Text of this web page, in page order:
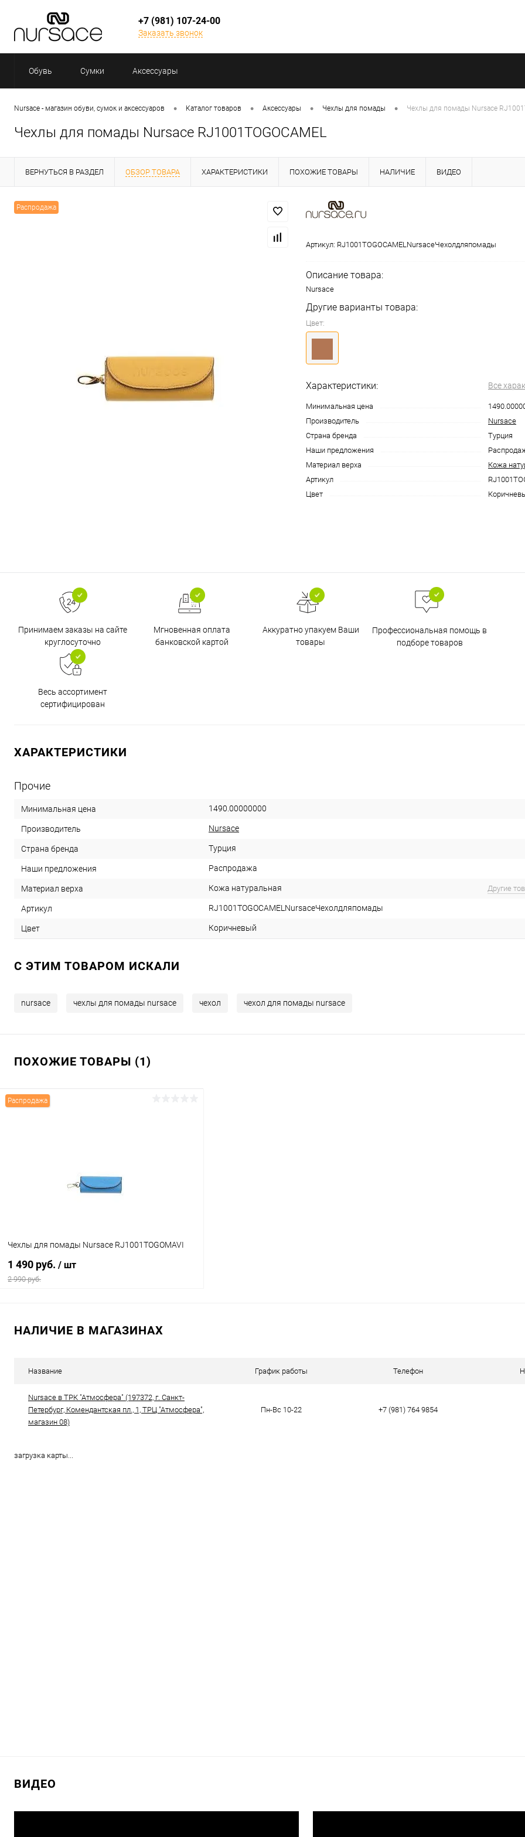
+7 (981) 107-24-00
Заказать звонок
Обувь Сумки Аксессуары
Nursace - магазин обуви, сумок и аксессуаров • Каталог товаров • Аксессуары • Чехлы для помады • Чехлы для помады Nursace
Чехлы для помады Nursace RJ1001TOGOCAMEL
ВЕРНУТЬСЯ В РАЗДЕЛ ОБЗОР ТОВАРА ХАРАКТЕРИСТИКИ ПОХОЖИЕ ТОВАРЫ НАЛИЧИЕ ВИДЕО
Распродажа
Артикул: RJ1001TOGOCAMELNursaceЧехолдляпомады
Описание товара:
Nursace
Другие варианты товара:
Цвет:
Характеристики: Все
Минимальная цена
Производитель
Nursace
Страна бренда
Турция
Наши предложения
Материал верха
Кожа
Артикул
Цвет
Принимаем заказы на сайте
круглосуточно
Мгновенная оплата
банковской картой
Аккуратно упакуем Ваши
товары
Профессиональная помощь в
подборе товаров
Весь ассортимент
сертифицирован
ХАРАКТЕРИСТИКИ
Прочие
Минимальная цена 1490.00000000
Производитель Nursace
Страна бренда Турция
Наши предложения Распродажа
Материал верха Кожа натуральная Другие
Артикул RJ1001TOGOCAMELNursaceЧехолдляпомады
Цвет Коричневый
C ЭТИМ ТОВАРОМ ИСКАЛИ
nursace чехлы для помады nursace чехол чехол для помады nursace
ПОХОЖИЕ ТОВАРЫ (1)
Распродажа
Чехлы для помады Nursace RJ1001TOGOMAVI
1 490 руб. / шт
2 990 руб.
НАЛИЧИЕ В МАГАЗИНАХ
Название График работы Телефон
Nursace в ТРК "Атмосфера" (197372, г. Санкт-
Петербург, Комендантская пл., 1, ТРЦ "Атмосфера",
магазин 08)
Пн-Вс 10-22 +7 (981) 764 9854
загрузка карты...
ВИДЕО